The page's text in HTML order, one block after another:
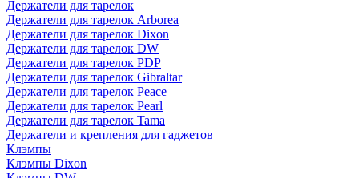
Держатели для тарелок
Держатели для тарелок Arborea
Держатели для тарелок Dixon
Держатели для тарелок DW
Держатели для тарелок PDP
Держатели для тарелок Gibraltar
Держатели для тарелок Peace
Держатели для тарелок Pearl
Держатели для тарелок Tama
Держатели и крепления для гаджетов
Клэмпы
Клэмпы Dixon